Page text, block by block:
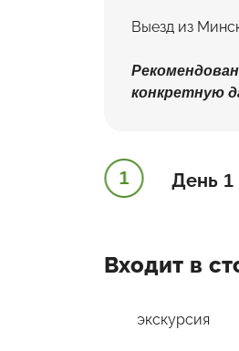
Выезд из
конкретную
1 День 1
Входит в
экскурсия